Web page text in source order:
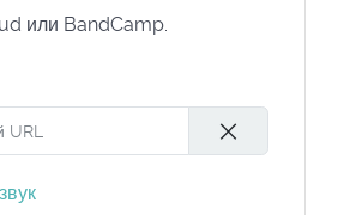
или BandCamp.